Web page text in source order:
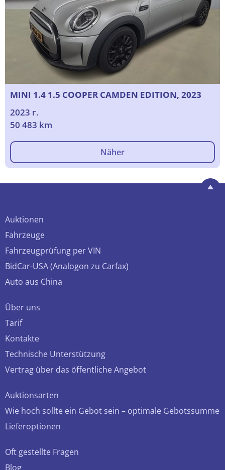
MINI 1.4 1.5 COOPER CAMDEN EDITION, 2023
2023 г.
50 483 km
Näher
Auktionen
Fahrzeuge
Fahrzeugprüfung per VIN
BidCar-USA (Analogon zu Carfax)
Auto aus China
Über uns
Tarif
Kontakte
Technische Unterstützung
Vertrag über das öffentliche Angebot
Auktionsarten
Wie hoch sollte ein Gebot sein – optimale Gebotssumme
Lieferoptionen
Oft gestellte Fragen
Blog